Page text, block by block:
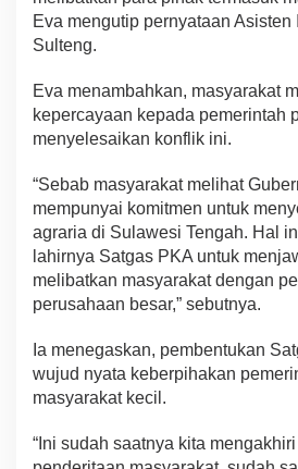
Eva mengutip pernyataan Asisten
Sulteng.
Eva menambahkan, masyarakat
kepercayaan kepada pemerintah
menyelesaikan konflik ini.
“Sebab masyarakat melihat
mempunyai komitmen untuk
agraria di Sulawesi Tengah. Hal
lahirnya Satgas PKA untuk
melibatkan masyarakat dengan
perusahaan besar,” sebutnya.
Ia menegaskan, pembentukan
wujud nyata keberpihakan
masyarakat kecil.
“Ini sudah saatnya kita